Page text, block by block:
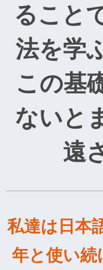
ること
法を学
この基
ないと
遠
私達は日本
年と使い続